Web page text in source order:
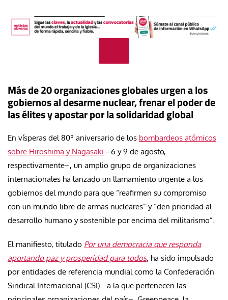
Más de 20 organizaciones globales urgen a los
gobiernos al desarme nuclear, frenar el poder de
las élites y apostar por la solidaridad global
En vísperas del 80º aniversario de los bombardeos atómicos
sobre Hiroshima y Nagasaki –6 y 9 de agosto,
respectivamente–, un amplio grupo de organizaciones
internacionales ha lanzado un llamamiento urgente a los
gobiernos del mundo para que “reafirmen su compromiso
con un mundo libre de armas nucleares” y “den prioridad al
desarrollo humano y sostenible por encima del militarismo”.
El manifiesto, titulado Por una democracia que responda
aportando paz y prosperidad para todos, ha sido impulsado
por entidades de referencia mundial como la Confederación
Sindical Internacional (CSI) –a la que pertenecen las